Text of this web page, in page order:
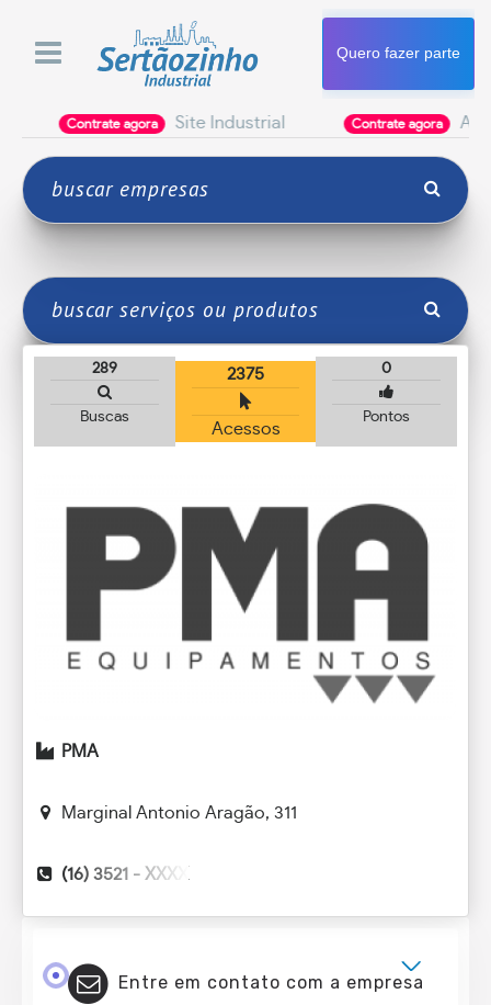
Quero fazer parte
Contrate agora Site Industrial Contrate agora
289
Buscas
2375
Acessos
0
Pontos
PMA
Marginal Antonio Aragão, 311
(16) 3521 -XXXX
Entre em contato com a empresa